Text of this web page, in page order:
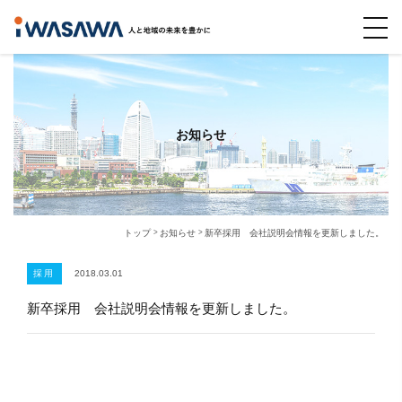
お知らせ
トップ お知らせ 新卒採用 会社説明会情報を更新しました。
採用 2018.03.01
新卒採用 会社説明会情報を更新しました。